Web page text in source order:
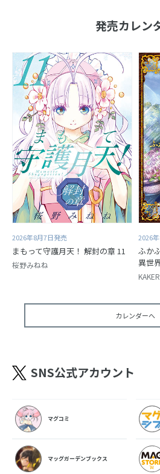
発売カレン
2026年8月7日発売
まもって守護月天！ 解封の章 11
桜野みねね
2026
ふか
異世
カレンダーへ
SNS公式アカウント
マグコミ
マッグガーデンブックス